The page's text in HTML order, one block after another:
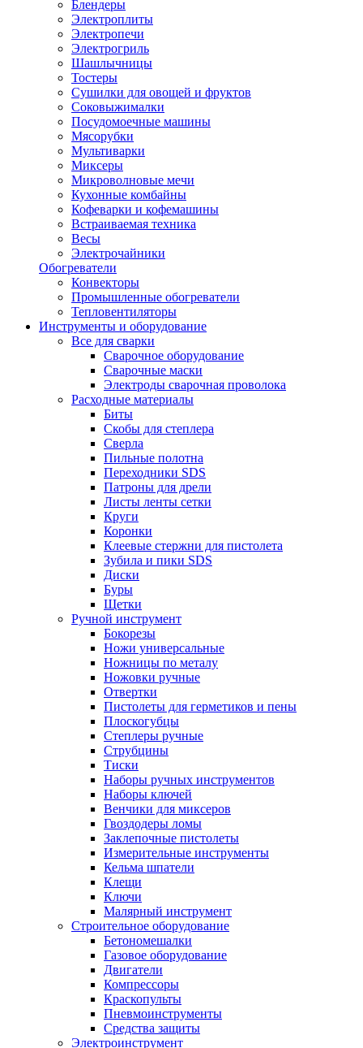
Блендеры
Электроплиты
Электропечи
Электрогриль
Шашлычницы
Тостеры
Сушилки для овощей и фруктов
Соковыжималки
Посудомоечные машины
Мясорубки
Мультиварки
Миксеры
Микроволновые мечи
Кухонные комбайны
Кофеварки и кофемашины
Встраиваемая техника
Весы
Электрочайники
Обогреватели
Конвекторы
Промышленные обогреватели
Тепловентиляторы
Инструменты и оборудование
Все для сварки
Сварочное оборудование
Сварочные маски
Электроды сварочная проволока
Расходные материалы
Биты
Скобы для степлера
Сверла
Пильные полотна
Переходники SDS
Патроны для дрели
Листы ленты сетки
Круги
Коронки
Клеевые стержни для пистолета
Зубила и пики SDS
Диски
Буры
Щетки
Ручной инструмент
Бокорезы
Ножи универсальные
Ножницы по металу
Ножовки ручные
Отвертки
Пистолеты для герметиков и пены
Плоскогубцы
Степлеры ручные
Струбцины
Тиски
Наборы ручных инструментов
Наборы ключей
Венчики для миксеров
Гвоздодеры ломы
Заклепочные пистолеты
Измерительные инструменты
Кельма шпатели
Клещи
Ключи
Малярный инструмент
Строительное оборудование
Бетономешалки
Газовое оборудование
Двигатели
Компрессоры
Краскопульты
Пневмоинструменты
Средства защиты
Электроинструмент